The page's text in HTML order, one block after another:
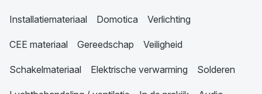
Installatiemateriaal Domotica Verlichting
CEE materiaal Gereedschap Veiligheid
Schakelmateriaal Elektrische verwarming Solderen